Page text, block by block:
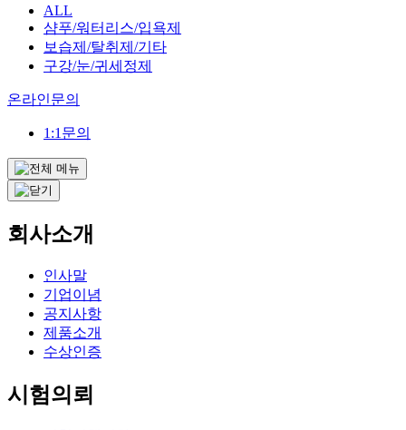
ALL
샴푸/워터리스/입욕제
보습제/탈취제/기타
구강/눈/귀세정제
온라인문의
1:1문의
회사소개
인사말
기업이념
공지사항
제품소개
수상인증
시험의뢰